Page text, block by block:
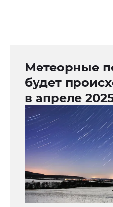
Метеорные
будет
в апреле